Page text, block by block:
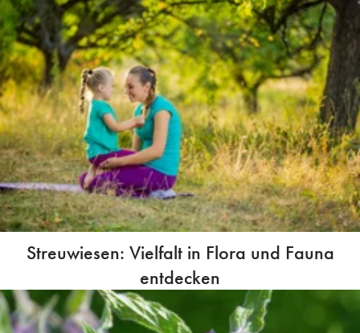
Streuwiesen: Vielfalt in Flora und Fauna
entdecken